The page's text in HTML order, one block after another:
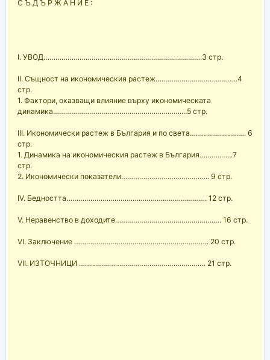
С Ъ Д Ъ Р Ж А Н И Е :
І. УВОД…………………………………………………………………….3 стр.
ІІ. Същност на икономическия растеж…………………………………..4
стр.
1. Фактори, оказващи влияние върху икономическата
динамика………………………………………………………....5 стр.
ІІІ. Икономически растеж в България и по света………………………. 6
стр.
1. Динамика на икономическия растеж в България………..…...7
стр.
2. Икономически показатели…………………………………….. 9 стр.
ІV. Бедността……………………………………………………………. 12 стр.
V. Неравенство в доходите………………………………………….…. 16 стр.
VI. Заключение …………………………………………………………. 20 стр.
VII. ИЗТОЧНИЦИ ……………………………………………………… 21 стр.